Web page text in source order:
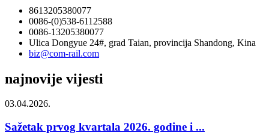
8613205380077
0086-(0)538-6112588
0086-13205380077
Ulica Dongyue 24#, grad Taian, provincija Shandong, Kina
biz@com-rail.com
najnovije vijesti
03.04.2026.
Sažetak prvog kvartala 2026. godine i ...